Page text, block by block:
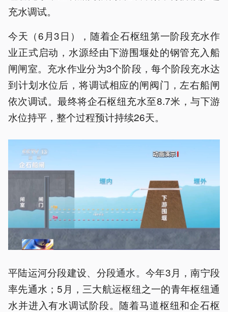
充水调试。
今天（6月3日），随着企石枢纽第一阶段充水作
业正式启动，水源经由下游围堰处的钢管充入船
闸闸室。充水作业分为3个阶段，每个阶段充水达
到计划水位后，将调试相应的闸阀门，左右船闸
依次调试。最终将企石枢纽充水至8.7米，与下游
水位持平，整个过程预计持续26天。
平陆运河分段建设、分段通水。今年3月，南宁段
率先通水；5月，三大航运枢纽之一的青年枢纽通
水并进入有水调试阶段。随着马道枢纽和企石枢